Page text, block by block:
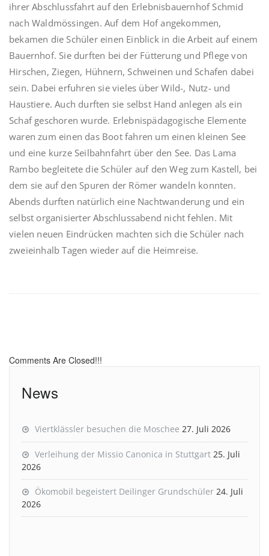
ihrer Abschlussfahrt auf den Erlebnisbauernhof Schmid
nach Waldmössingen. Auf dem Hof angekommen,
bekamen die Schüler einen Einblick in die Arbeit auf einem
Bauernhof. Sie durften bei der Fütterung und Pflege von
Hirschen, Ziegen, Hühnern, Schweinen und Schafen dabei
sein. Dabei erfuhren sie vieles über Wild-, Nutz- und
Haustiere. Auch durften sie selbst Hand anlegen als ein
Schaf geschoren wurde. Erlebnispädagogische Elemente
waren zum einen das Boot fahren um einen kleinen See
und eine kurze Seilbahnfahrt über den See. Das Lama
Rambo begleitete die Schüler auf den Weg zum Kastell, bei
dem sie auf den Spuren der Römer wandeln konnten.
Abends durften natürlich eine Nachtwanderung und ein
selbst organisierter Abschlussabend nicht fehlen. Mit
vielen neuen Eindrücken machten sich die Schüler nach
zweieinhalb Tagen wieder auf die Heimreise.
Comments Are Closed!!!
News
Viertklässler besuchen die Moschee 27. Juli 2026
Verleihung der Missio Canonica in Stuttgart 25. Juli
2026
Ökomobil begeistert Deilinger Grundschüler 24. Juli
2026